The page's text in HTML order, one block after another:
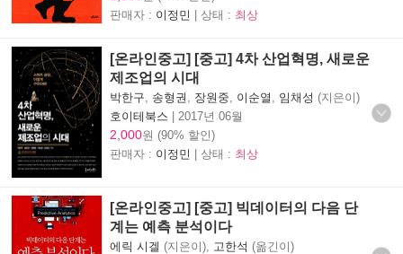
판매자 : 이정민 | 상태 : 최상
[온라인중고] [중고] 4차 산업혁명, 새로운
제조업의 시대
박한구 송형권 장원중 이순열 임채성 (지은이)
호이테북스 | 2017년 06월
2,000원 (90% 할인)
판매자 : 이정민 | 상태 : 최상
[온라인중고] [중고] 빅데이터의 다음 단
계는 예측 분석이다
에릭 시겔 (지은이), 고한석 (옮긴이)